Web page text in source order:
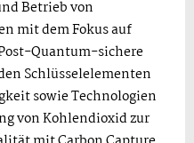
Betrieb von
mit dem Fokus auf
Quantum-sichere
Schlüsselelementen
sowie Technologien
von Kohlendioxid zur